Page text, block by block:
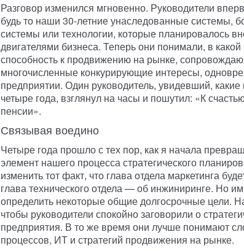
Разговор изменился мгновенно. Руководители
будь то наши 30-летние унаследованные системы,
системы или технологии, которые планировалось
двигателями бизнеса. Теперь они понимали, в
способность к продвижению на рынке,
многочисленные конкурирующие интересы,
предприятии. Один руководитель, увидевший,
четыре года, взглянул на часы и пошутил: «К
пенсии».
Связывая воедино
Четыре года прошло с тех пор, как я начала
элемент нашего процесса стратегического
изменить тот факт, что глава отдела маркетинга
глава технического отдела — об инжиниринге. Но
определить некоторые общие долгосрочные цели.
чтобы руководители спокойно заговорили о
предприятия. В то же время они лучше понимают
процессов, ИТ и стратегий продвижения на рынке.